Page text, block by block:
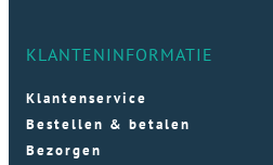
KLANTENINFORMATIE
Klantenservice
Bestellen & betalen
Bezorgen